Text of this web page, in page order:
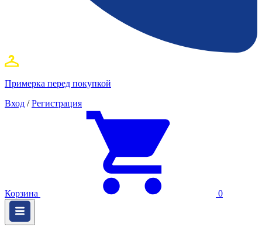
Примерка перед покупкой
Вход / Регистрация
Корзина 0